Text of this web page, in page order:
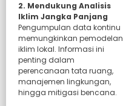
2. Mendukung Analisis
Iklim Jangka Panjang
Pengumpulan data kontinu
memungkinkan pemodelan
iklim lokal. Informasi ini
penting dalam
perencanaan tata ruang,
manajemen lingkungan,
hingga mitigasi bencana.